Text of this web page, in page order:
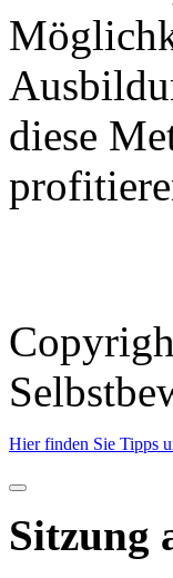
diese
Hier finden Sie Tipps
Dialog
Sitzung